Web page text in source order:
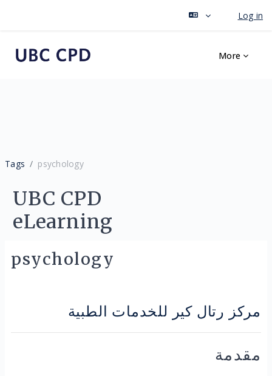
Log in
More
Tags psychology
UBC CPD
eLearning
psychology
مركز رتال كير للخدمات الطبية
مقدمة